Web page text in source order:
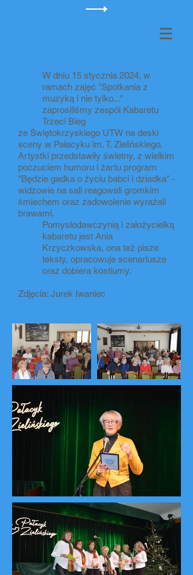
W dniu 15 stycznia 2024, w
ramach zajęć "Spotkania z
muzyką i nie tylko..."
zaprosiliśmy zespół Kabaretu
Trzeci Bieg
ze Świętokrzyskiego UTW na deski
sceny w Pałacyku im. T. Zielińskiego.
Artystki przedstawiły świetny, z wielkim
poczuciem humoru i żartu program
"Będzie gadka o życiu babci i dziadka" -
widzowie na sali reagowali gromkim
śmiechem oraz zadowolenie wyrażali
brawami.
Pomysłodawczynią i założycielką
kabaretu jest Ania
Krzyczkowska, ona też pisze
teksty, opracowuje scenariusze
oraz dobiera kostiumy.
Zdjęcia: Jurek Iwaniec